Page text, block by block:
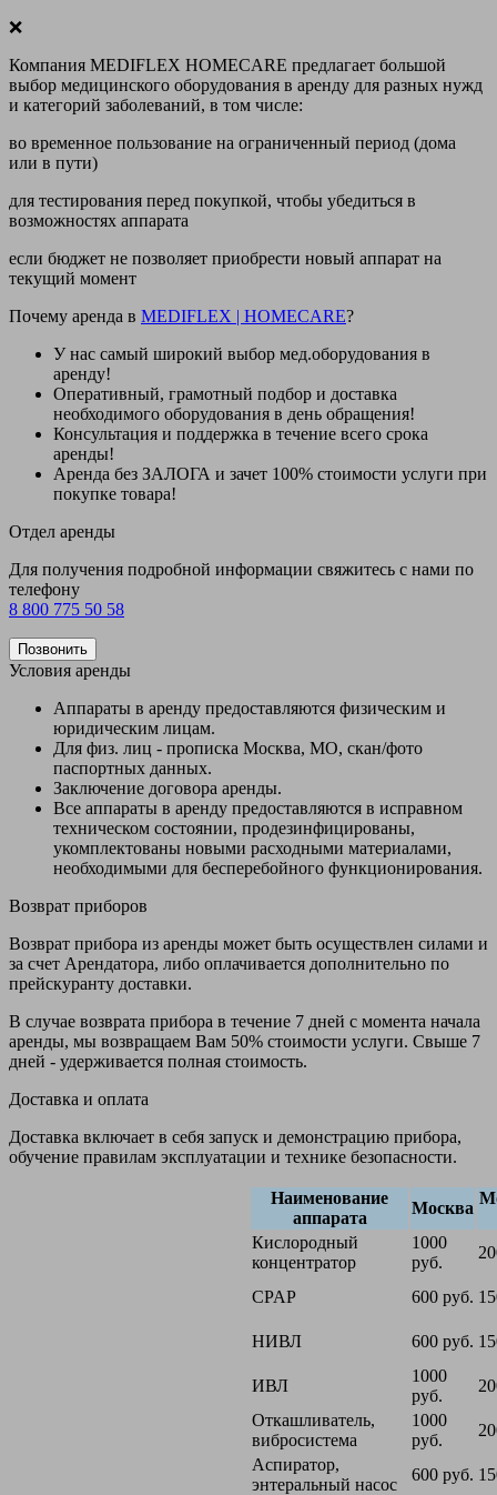
❌
Компания MEDIFLEX HOMECARE предлагает большой
выбор медицинского оборудования в аренду для разных нужд
и категорий заболеваний, в том числе:
во временное пользование на ограниченный период (дома
или в пути)
для тестирования перед покупкой, чтобы убедиться в
возможностях аппарата
если бюджет не позволяет приобрести новый аппарат на
текущий момент
Почему аренда в MEDIFLEX | HOMECARE?
У нас самый широкий выбор мед.оборудования в
аренду!
Оперативный, грамотный подбор и доставка
необходимого оборудования в день обращения!
Консультация и поддержка в течение всего срока
аренды!
Аренда без ЗАЛОГА и зачет 100% стоимости услуги при
покупке товара!
Отдел аренды
Для получения подробной информации свяжитесь с нами по
телефону
8 800 775 50 58
Позвонить
Условия аренды
Аппараты в аренду предоставляются физическим и
юридическим лицам.
Для физ. лиц - прописка Москва, МО, скан/фото
паспортных данных.
Заключение договора аренды.
Все аппараты в аренду предоставляются в исправном
техническом состоянии, продезинфицированы,
укомплектованы новыми расходными материалами,
необходимыми для бесперебойного функционирования.
Возврат приборов
Возврат прибора из аренды может быть осуществлен силами и
за счет Арендатора, либо оплачивается дополнительно по
прейскуранту доставки.
В случае возврата прибора в течение 7 дней с момента начала
аренды, мы возвращаем Вам 50% стоимости услуги. Свыше 7
дней - удерживается полная стоимость.
Доставка и оплата
Доставка включает в себя запуск и демонстрацию прибора,
обучение правилам эксплуатации и технике безопасности.
Наименование
аппарата
Москва
Кислородный
концентратор
1000
руб.
CPAP 600 руб.
НИВЛ 600 руб.
ИВЛ
1000
руб.
Откашливатель,
вибросистема
1000
руб.
Аспиратор,
энтеральный насос
600 руб.